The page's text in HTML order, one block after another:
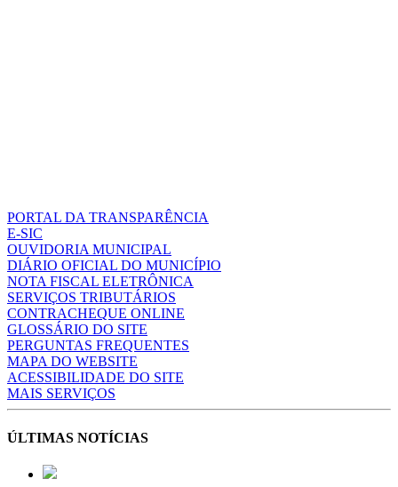
PORTAL DA TRANSPARÊNCIA
E-SIC
OUVIDORIA MUNICIPAL
DIÁRIO OFICIAL DO MUNICÍPIO
NOTA FISCAL ELETRÔNICA
SERVIÇOS TRIBUTÁRIOS
CONTRACHEQUE ONLINE
GLOSSÁRIO DO SITE
PERGUNTAS FREQUENTES
MAPA DO WEBSITE
ACESSIBILIDADE DO SITE
MAIS SERVIÇOS
ÚLTIMAS NOTÍCIAS